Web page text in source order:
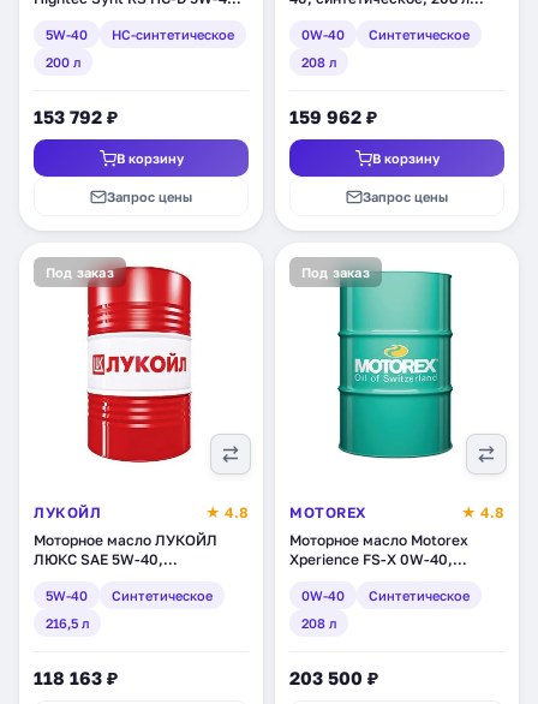
синтетическое, 200 л (20163-
2000-99)
5W-40
HC-синтетическое
200 л
153 792 ₽
В корзину
Запрос цены
0W-40
Синтетическое
208 л
159 962 ₽
В корзину
Запрос цены
Под заказ
ЛУКОЙЛ
★ 4.8
Моторное масло ЛУКОЙЛ
ЛЮКС SAE 5W-40,
(207461)
5W-40
Синтетическое
216,5 л
118 163 ₽
Под заказ
MOTOREX
★ 4.8
Моторное масло Motorex
Xperience FS-X 0W-40,
(301020)
0W-40
Синтетическое
208 л
203 500 ₽